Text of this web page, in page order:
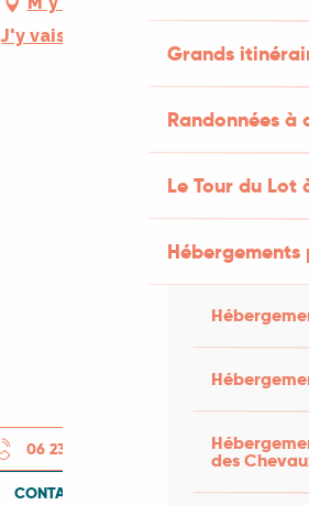
Grands
Randonnées
Le Tour du Lot
des
J'y vais en train !
06 23 01 86
CONTACTEZ-NOUS